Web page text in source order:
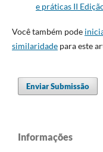
e práticas II
Você também pode
similaridadepara este
Enviar Submissão
Informações